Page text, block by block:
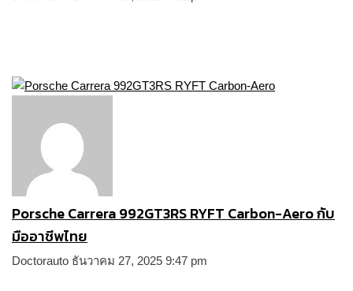
Porsche Carrera 992GT3RS RYFT Carbon-Aero กับ
มืออาชีพไทย
Doctorauto ธันวาคม 27, 2025 9:47 pm